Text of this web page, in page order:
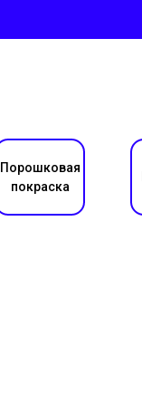
Порошковая
покраска